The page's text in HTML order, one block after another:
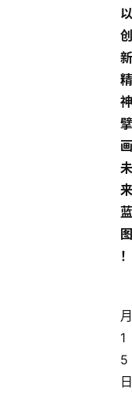
以
创
新
精
神
擘
画
未
来
蓝
图
！
月
1
5
日